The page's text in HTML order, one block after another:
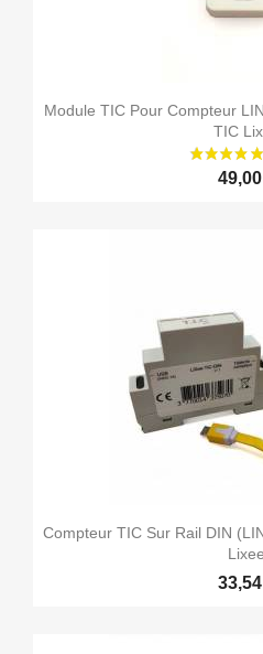
Module TIC Pour Compteur
TIC
Compteur TIC Sur Rail DIN
Lixee